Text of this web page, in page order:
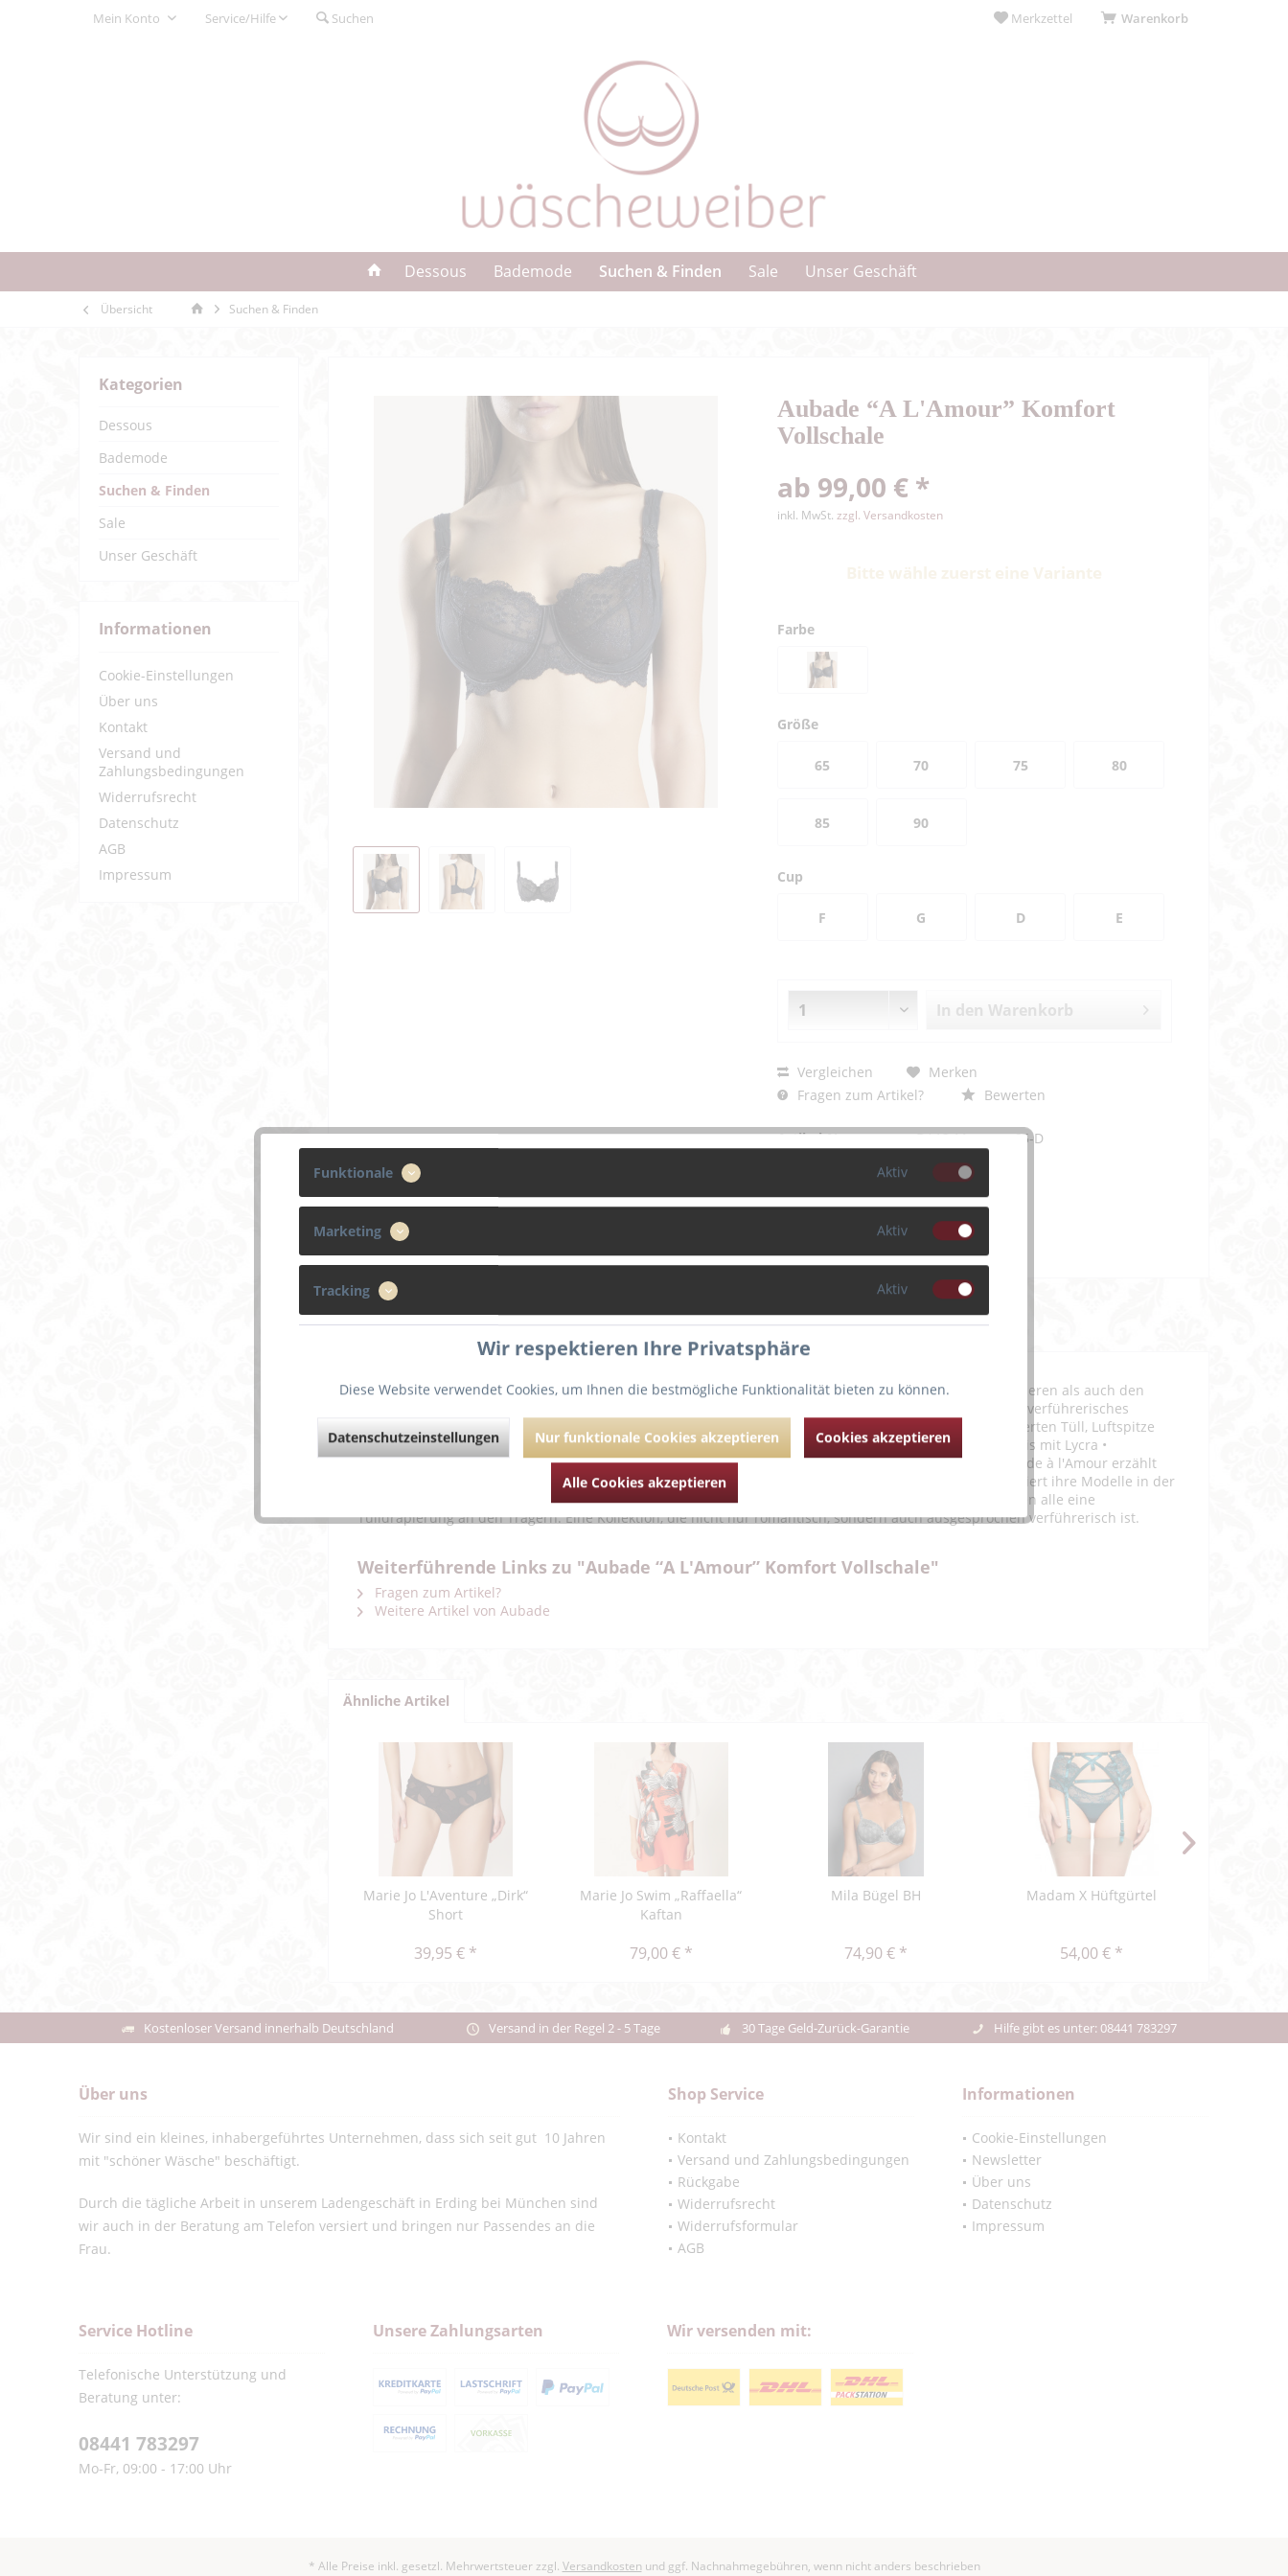
Warenkorb
Merkzettel
Mein Konto Service/Hilfe Suchen
Dessous Bademode Suchen & Finden Sale Unser Geschäft
Übersicht Suchen & Finden
Kategorien
Dessous
Bademode
Suchen & Finden
Sale
Unser Geschäft
Informationen
Cookie-Einstellungen
Über uns
Kontakt
Versand und
Zahlungsbedingungen
Widerrufsrecht
Datenschutz
AGB
Impressum
Aubade “A L'Amour” Komfort
Vollschale
ab 99,00 € *
inkl. MwSt. zzgl. Versandkosten
Farbe
Größe
65 70 75 80
85 90
Cup
F G D E
In den Warenkorb
Vergleichen
Merken
Fragen zum Artikel?
Bewerten
Artikel-Nr.: DA13-Mercure-65-D
Beschreibung Bewertungen 0
Der Komfort-BH mit Vollschale in einem sehr modernen, dezenten Grau eignet sich perfekt für den kleineren als auch den
größeren Busen. Der Armausschnitt und der dreigeteilte Schnitt der Körbchen zaubern ein umwerfend verführerisches
Dekolleté. Die Zartheit der Spitze versteht sich als Hymne an die Weiblichkeit, und kombiniert mit drapierten Tüll, Luftspitze
und Leavers-Spitze aus Calais, gelingt die Verführung perfekt. • Borte aus fester Leavers-Spitze aus Calais mit Lycra •
Mehrsträngiger dehnbarer Tüll • Spitzen-Laize aus abgestimmtem Lycra-Jacquard • Guipure-Motiv Aubade à l'Amour erzählt
die Geschichte der amourösen Frau, die ihre Emotionen erotisch und sinnlich auslebt. Die Linie präsentiert ihre Modelle in der
sehr modernen Farbe Mercury. Die Wäschestücke sind aus Leavers-Spitze aus Calais gefertigt und tragen alle eine
Tülldrapierung an den Trägern. Eine Kollektion, die nicht nur romantisch, sondern auch ausgesprochen verführerisch ist.
Weiterführende Links zu "Aubade “A L'Amour” Komfort Vollschale"
Fragen zum Artikel?
Weitere Artikel von Aubade
Ähnliche Artikel
Marie Jo L'Aventure „Dirk“
Short
39,95 € *
Marie Jo Swim „Raffaella“
Kaftan
79,00 € *
Mila Bügel BH
74,90 € *
Madam X Hüftgürtel
54,00 € *
Kostenloser Versand innerhalb Deutschland Versand in der Regel 2 - 5 Tage 30 Tage Geld-Zurück-Garantie Hilfe gibt es unter: 08441 783297
Über uns
Wir sind ein kleines, inhabergeführtes Unternehmen, dass sich seit gut 10 Jahren
mit "schöner Wäsche" beschäftigt.
Durch die tägliche Arbeit in unserem Ladengeschäft in Erding bei München sind
wir auch in der Beratung am Telefon versiert und bringen nur Passendes an die
Frau.
Shop Service
Kontakt
Versand und Zahlungsbedingungen
Rückgabe
Widerrufsrecht
Widerrufsformular
AGB
Informationen
Cookie-Einstellungen
Newsletter
Über uns
Datenschutz
Impressum
Service Hotline
Telefonische Unterstützung und
Beratung unter:
08441 783297
Mo-Fr, 09:00 - 17:00 Uhr
Unsere Zahlungsarten Wir versenden mit:
* Alle Preise inkl. gesetzl. Mehrwertsteuer zzgl. Versandkosten und ggf. Nachnahmegebühren, wenn nicht anders beschrieben
Funktionale Aktiv
Marketing Aktiv
Tracking Aktiv
Wir respektieren Ihre Privatsphäre
Diese Website verwendet Cookies, um Ihnen die bestmögliche Funktionalität bieten zu können.
Datenschutzeinstellungen Nur funktionale Cookies akzeptieren Cookies akzeptieren
Alle Cookies akzeptieren